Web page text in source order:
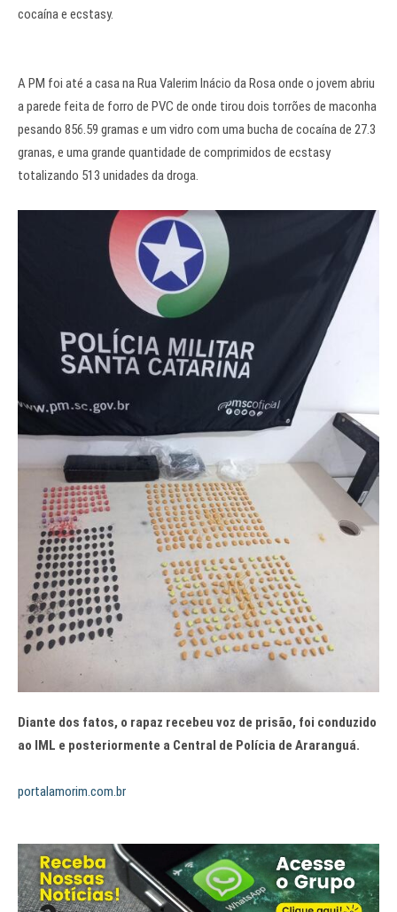
cocaína e ecstasy.
A PM foi até a casa na Rua Valerim Inácio da Rosa onde o jovem abriu
a parede feita de forro de PVC de onde tirou dois torrões de maconha
pesando 856.59 gramas e um vidro com uma bucha de cocaína de 27.3
granas, e uma grande quantidade de comprimidos de ecstasy
totalizando 513 unidades da droga.
Diante dos fatos, o rapaz recebeu voz de prisão, foi conduzido
ao IML e posteriormente a Central de Polícia de Araranguá.
portalamorim.com.br